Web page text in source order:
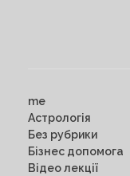
me
Астрологія
Без рубрики
Бізнес допомога
Відео лекції